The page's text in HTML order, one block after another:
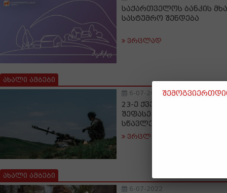
საქართველოს ბანკის
სასტუმრო შენდება
ვრცლად
ახალი ამბები
6-07-2022
23-ე ქვეითმა
შეფასების პროგრამა
სწავლებით დაასრულა
ვრცლად
ახალი ამბები
6-07-2022